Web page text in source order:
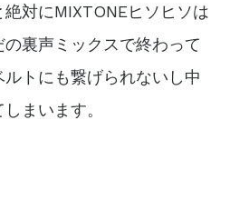
対にMIXTONEヒソヒソは
裏声ミックスで終わって
トにも繋げられないし中
まいます。